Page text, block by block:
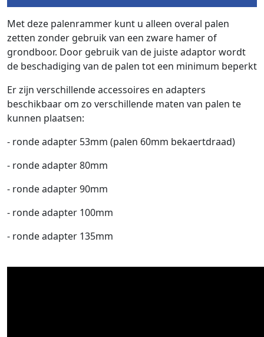
Met deze palenrammer kunt u alleen overal palen
zetten zonder gebruik van een zware hamer of
grondboor. Door gebruik van de juiste adaptor wordt
de beschadiging van de palen tot een minimum beperkt
Er zijn verschillende accessoires en adapters
beschikbaar om zo verschillende maten van palen te
kunnen plaatsen:
- ronde adapter 53mm (palen 60mm bekaertdraad)
- ronde adapter 80mm
- ronde adapter 90mm
- ronde adapter 100mm
- ronde adapter 135mm